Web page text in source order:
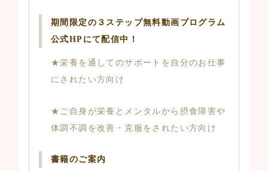
期間限定の３ステップ無料動画プログラム
公式HPにて配信中！
★栄養を通してのサポートを自分のお仕事
にされたい方向け
★ご自身が栄養とメンタルから摂食障害や
体調不調を改善・克服をされたい方向け
書籍のご案内